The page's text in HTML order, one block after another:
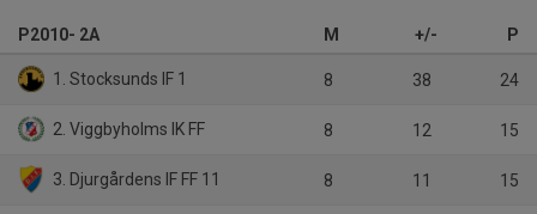
P2010- 2A M +/- P
1. Stocksunds IF 1 8 38 24
2. Viggbyholms IK FF 8 12 15
3. Djurgårdens IF FF 11 8 11 15